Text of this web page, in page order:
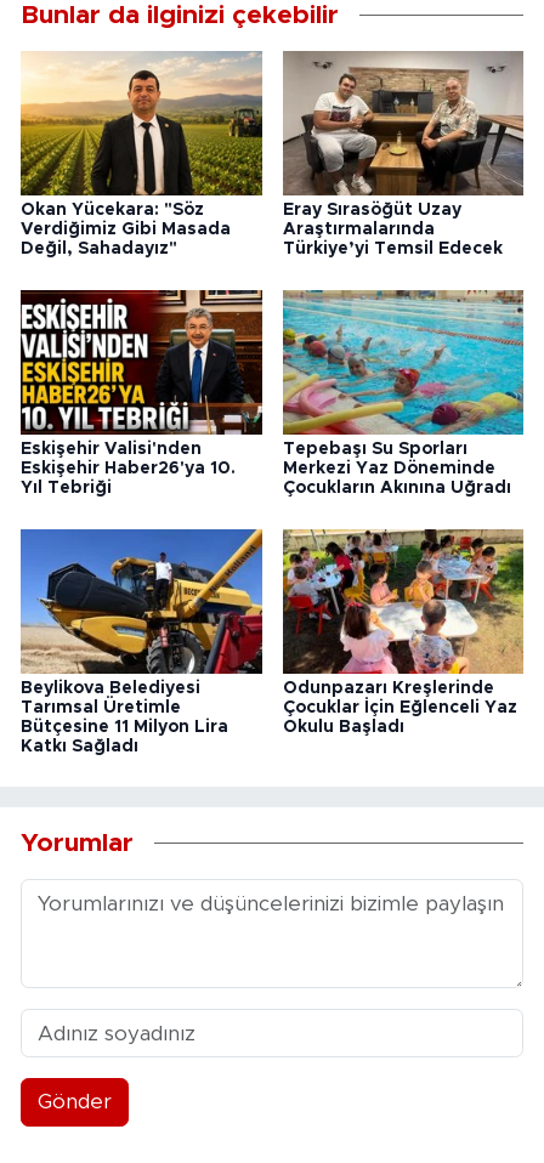
Bunlar da ilginizi çekebilir
Okan Yücekara: "Söz
Verdiğimiz Gibi Masada
Değil, Sahadayız"
Eray Sırasöğüt Uzay
Araştırmalarında
Türkiye’yi Temsil Edecek
Eskişehir Valisi'nden
Eskişehir Haber26'ya 10.
Yıl Tebriği
Tepebaşı Su Sporları
Merkezi Yaz Döneminde
Çocukların Akınına Uğradı
Beylikova Belediyesi
Tarımsal Üretimle
Bütçesine 11 Milyon Lira
Katkı Sağladı
Odunpazarı Kreşlerinde
Çocuklar İçin Eğlenceli Yaz
Okulu Başladı
Yorumlar
Gönder